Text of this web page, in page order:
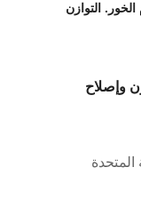
التوازن
وإصلاح
المتحدة